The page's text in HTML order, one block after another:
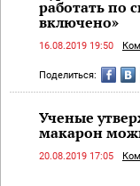
работать по
включено»
16.08.2019 19:50
Поделиться:
Ученые
макарон
20.08.2019 17:05